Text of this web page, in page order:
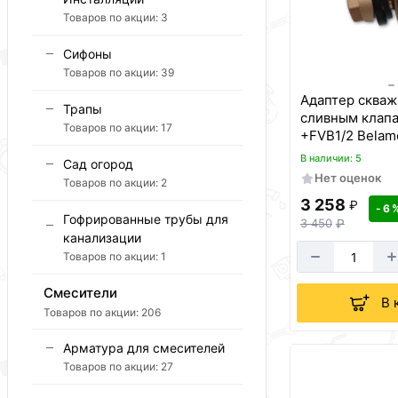
Товаров по акции: 3
Сифоны
Товаров по акции: 39
Трапы
Товаров по акции: 17
Сад огород
Товаров по акции: 2
Гофрированные трубы для
канализации
Товаров по акции: 1
Смесители
Товаров по акции: 206
Арматура для смесителей
Товаров по акции: 27
Адаптер
сливным
+FVB1/2
В наличии: 5
Нет оценок
3 258 ₽
3 450 ₽
- 6
В